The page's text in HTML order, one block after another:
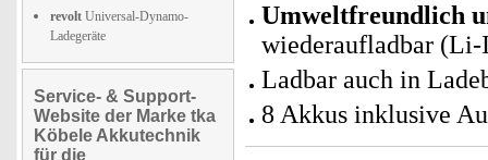
revolt Universal-Dynamo-
Ladegeräte
Service- & Support-
Website der Marke tka
Köbele Akkutechnik
für die
Umweltfreundlich
wiederaufladbar (Li-
Ladbar auch in
8 Akkus inklusive